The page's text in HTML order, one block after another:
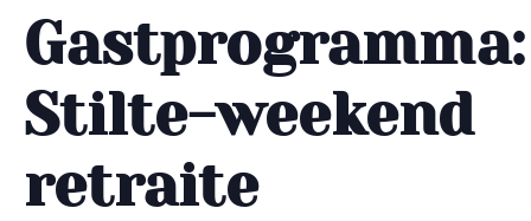
Gastprogramma:
Stilte-weekend
retraite